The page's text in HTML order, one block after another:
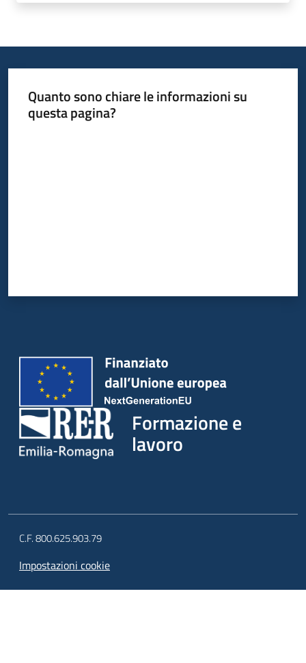
Piani
Programmi
su
Quanto sono chiare le informazioni su
questa pagina?
Formazione e
lavoro
C.F. 800.625.903.79
Impostazioni cookie